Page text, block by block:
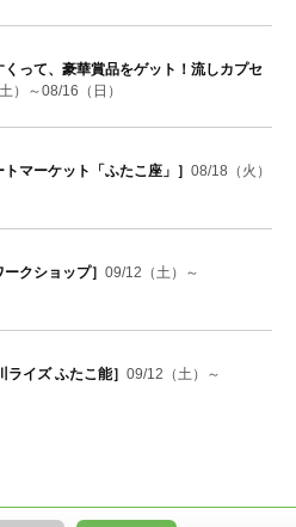
くって、豪華賞品をゲット！流しカプセ
）～08/16（日）
トマーケット「ふたこ座」］ 08/18（火）
クショップ］ 09/12（土）～
ライズ ふたこ能］ 09/12（土）～